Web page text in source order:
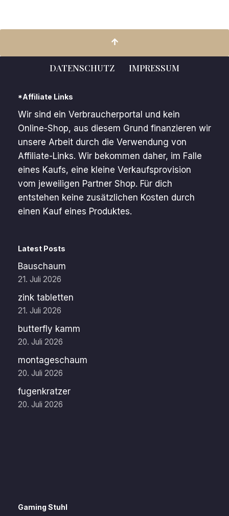
DATENSCHUTZ IMPRESSUM
*Affiliate Links
Wir sind ein Verbraucherportal und kein
Online-Shop, aus diesem Grund finanzieren wir
unsere Arbeit durch die Verwendung von
Affiliate-Links. Wir bekommen daher, im Falle
eines Kaufs, eine kleine Verkaufsprovision
vom jeweiligen Partner Shop. Für dich
entstehen keine zusätzlichen Kosten durch
einen Kauf eines Produktes.
Latest Posts
Bauschaum
21. Juli 2026
zink tabletten
21. Juli 2026
butterfly kamm
20. Juli 2026
montageschaum
20. Juli 2026
fugenkratzer
20. Juli 2026
Gaming Stuhl